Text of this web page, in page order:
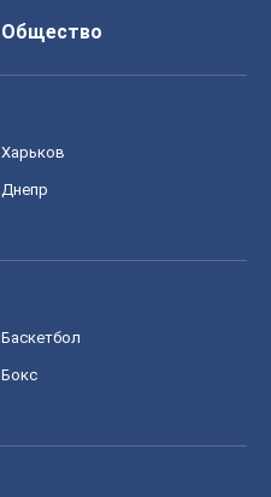
Общество
Харьков
Днепр
Баскетбол
Бокс